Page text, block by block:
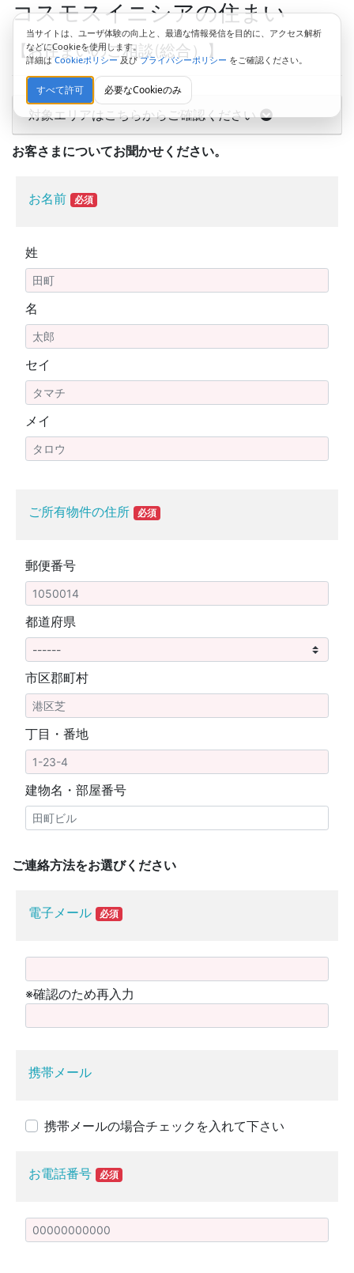
コスモスイニシアの住まい
【お住まいのご相談(総合）】
対象エリアはこちらからご確認ください
お客さまについてお聞かせください。
お名前 必須
姓
名
セイ
メイ
ご所有物件の住所 必須
郵便番号
都道府県
市区郡町村
丁目・番地
建物名・部屋番号
ご連絡方法をお選びください
電子メール 必須
※確認のため再入力
携帯メール
携帯メールの場合チェックを入れて下さい
お電話番号 必須
当サイトは、ユーザ体験の向上と、最適な情報発信を目的に、アクセス解析
などにCookieを使用します。
詳細はCookieポリシー及びプライバシーポリシー をご確認ください。
すべて許可 必要なCookieのみ